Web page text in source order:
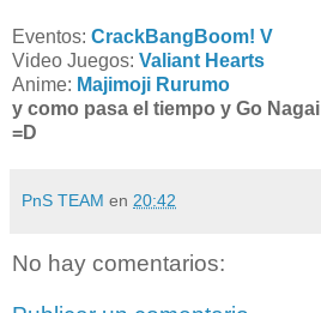
Eventos: CrackBangBoom! V
Video Juegos: Valiant Hearts
Anime: Majimoji Rurumo
y como pasa el tiempo y Go
=D
PnS TEAM en 20:42
No hay comentarios: